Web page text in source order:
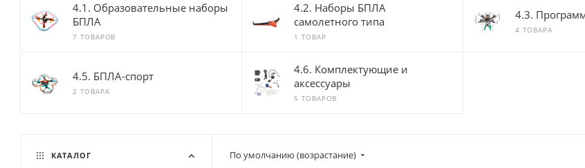
4.1. Образовательные наборы
БПЛА
7 ТОВАРОВ
4.2. Наборы БПЛА
самолетного типа
1 ТОВАР
4.3.
4 ТОВАРА
4.5. БПЛА-спорт
2 ТОВАРА
4.6. Комплектующие и
аксессуары
5 ТОВАРОВ
По умолчанию (возрастание)
КАТАЛОГ